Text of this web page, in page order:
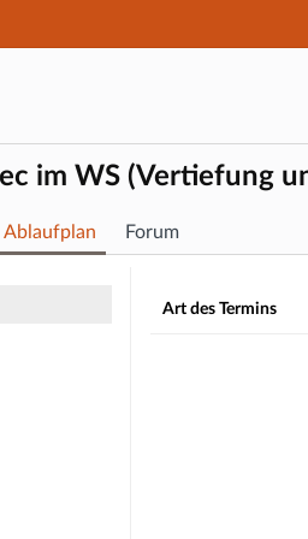
im WS (Vertiefung
Ablaufplan Forum
Sitzung: Do,
Art des Termins